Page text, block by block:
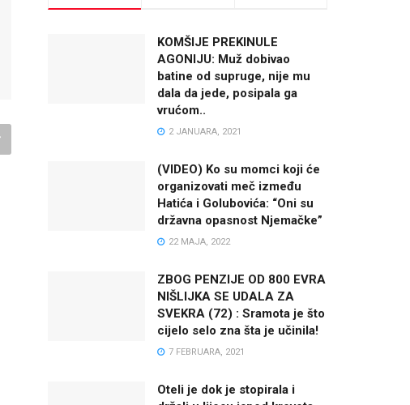
KOMŠIJE PREKINULE
AGONIJU: Muž dobivao
batine od supruge, nije mu
dala da jede, posipala ga
vrućom..
2 JANUARA, 2021
(VIDEO) Ko su momci koji će
organizovati meč između
Hatića i Golubovića: “Oni su
državna opasnost Njemačke”
22 MAJA, 2022
ZBOG PENZIJE OD 800 EVRA
NIŠLIJKA SE UDALA ZA
SVEKRA (72) : Sramota je što
cijelo selo zna šta je učinila!
7 FEBRUARA, 2021
Oteli je dok je stopirala i